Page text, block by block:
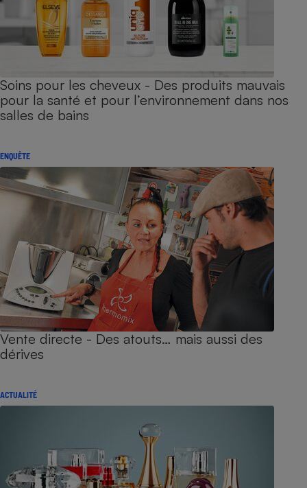
Soins pour les cheveux - Des produits mauvais
pour la santé et pour l’environnement dans nos
salles de bains
ENQUÊTE
Vente directe - Des atouts… mais aussi des
dérives
ACTUALITÉ